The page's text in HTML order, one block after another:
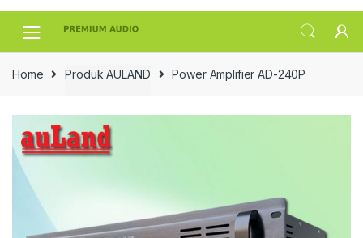
Skip
Skip
Home Produk AULAND Power Amplifier AD-240P